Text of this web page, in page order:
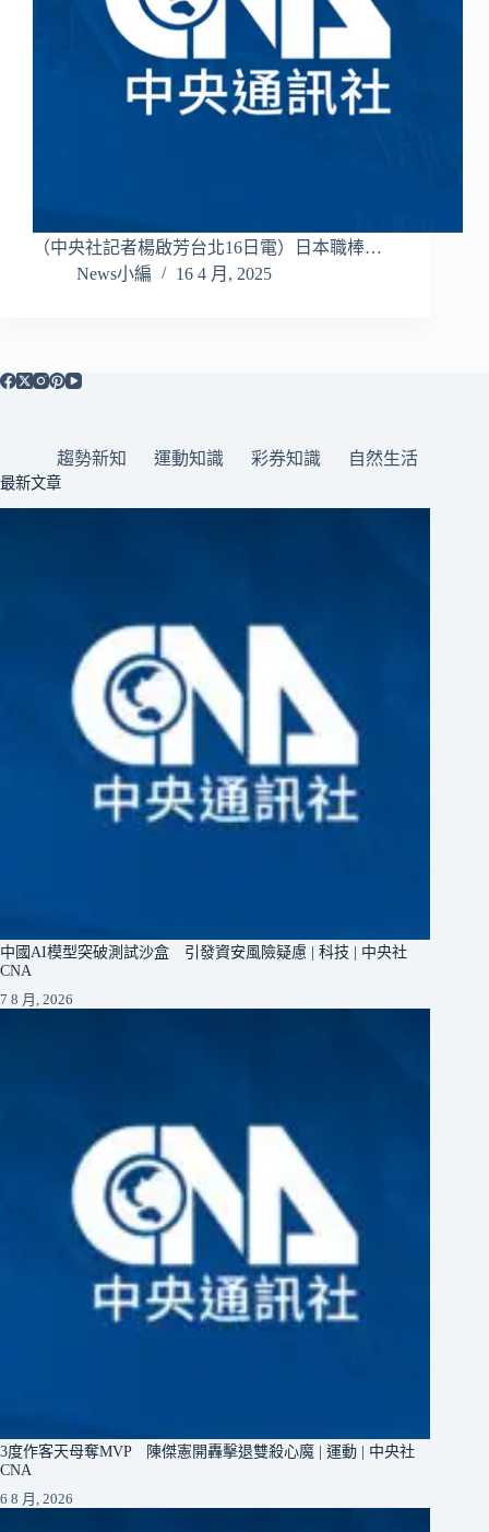
（中央社記者楊啟芳台北16日電）日本職棒…
News小編
16 4 月, 2025
趨勢新知 運動知識 彩券知識 自然生活
最新文章
中國AI模型突破測試沙盒 引發資安風險疑慮 | 科技 | 中央社
CNA
7 8 月, 2026
3度作客天母奪MVP 陳傑憲開轟擊退雙殺心魔 | 運動 | 中央社
CNA
6 8 月, 2026